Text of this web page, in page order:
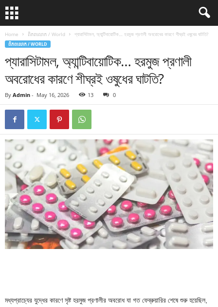
Home ពិភពលោក / World প্যারাসিটামল, অ্যান্টিবায়োটিক… হরমুজ প্রণালী অবরোধের কারণে শীঘ্রই ওষুধের ঘাটতি?
ពិភពលោក / WORLD
প্যারাসিটামল, অ্যান্টিবায়োটিক… হরমুজ প্রণালী
অবরোধের কারণে শীঘ্রই ওষুধের ঘাটতি?
By Admin - May 16, 2026 13 0
মধ্যপ্রাচ্যের যুদ্ধের কারণে সৃষ্ট হরমুজ প্রণালীর অবরোধ যা গত ফেব্রুয়ারির শেষে শুরু হয়েছিল,